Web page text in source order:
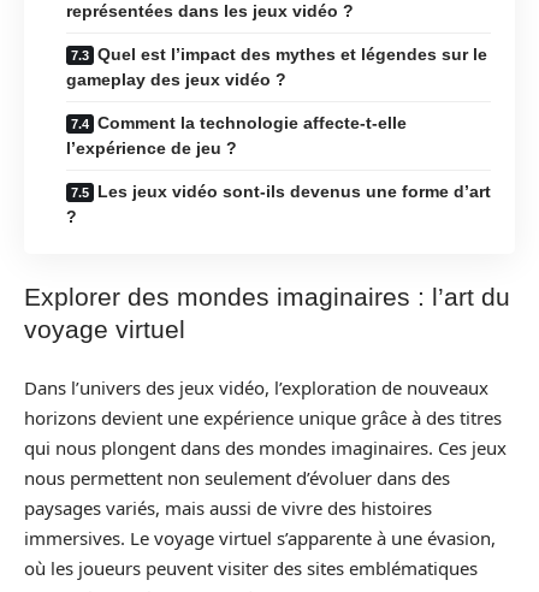
représentées dans les jeux vidéo ?
Quel est l’impact des mythes et légendes sur le
gameplay des jeux vidéo ?
Comment la technologie affecte-t-elle
l’expérience de jeu ?
Les jeux vidéo sont-ils devenus une forme d’art
?
Explorer des mondes imaginaires : l’art du
voyage virtuel
Dans l’univers des jeux vidéo, l’exploration de nouveaux
horizons devient une expérience unique grâce à des titres
qui nous plongent dans des mondes imaginaires. Ces jeux
nous permettent non seulement d’évoluer dans des
paysages variés, mais aussi de vivre des histoires
immersives. Le voyage virtuel s’apparente à une évasion,
où les joueurs peuvent visiter des sites emblématiques